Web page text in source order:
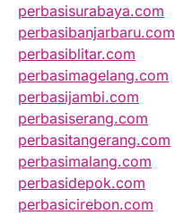
perbasisurabaya.com
perbasibanjarbaru.com
perbasiblitar.com
perbasimagelang.com
perbasijambi.com
perbasiserang.com
perbasitangerang.com
perbasimalang.com
perbasidepok.com
perbasicirebon.com